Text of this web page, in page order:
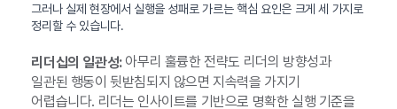
그러나 실제 현장에서 실행을 성패로 가르는 핵심 요인은 크게 세 가지로
정리할 수 있습니다.
리더십의 일관성:아무리 훌륭한 전략도 리더의 방향성과
일관된 행동이 뒷받침되지 않으면 지속력을 가지기
어렵습니다. 리더는 인사이트를 기반으로 명확한 실행 기준을